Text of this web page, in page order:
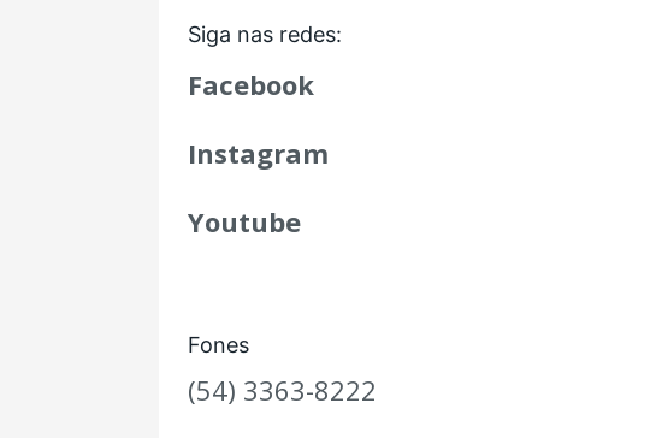
Siga nas redes:
Facebook
Instagram
Youtube
Fones
(54) 3363-8222